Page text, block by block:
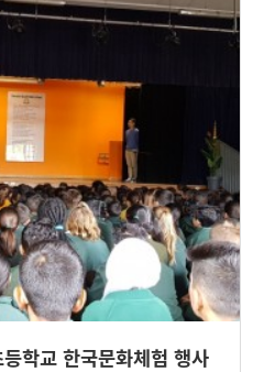
학교 한국문화체험 행사